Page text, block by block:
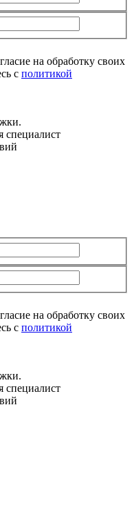
на обработку своих
с политикой
специалист
на обработку своих
с политикой
специалист